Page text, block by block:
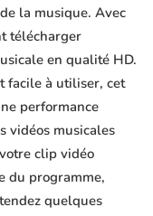
la musique. Avec
télécharger
en qualité HD.
facile à utiliser, cet
performance
vidéos musicales
clip vidéo
du programme,
quelques